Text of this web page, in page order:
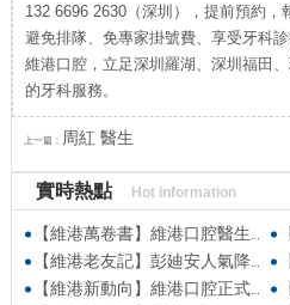
132 6696 2630（深圳），提前預約，
避免排隊、免專家掛號費、享受牙科診
維港口腔，立足深圳羅湖、深圳福田
的牙科服務。
上一篇： 周紅 醫生
實時熱點 Hot Information
【維港萬卷書】維港口腔醫生團隊受邀參與美國登士柏西諾德專題研討 聚焦無牙頜種植修復前沿策略
【維港老友記】彭廸安人氣降臨維港口腔任明星一日店長 勁歌熱舞快閃表演點燃全場！
【維港新動向】維港口腔正式獲聘為「羅湖區社會醫療機構行業協會監事單位」